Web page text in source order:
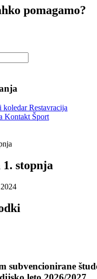
pomagamo?
koledarRestavracija
Kontakt Šport
stopnja
subvencionirane